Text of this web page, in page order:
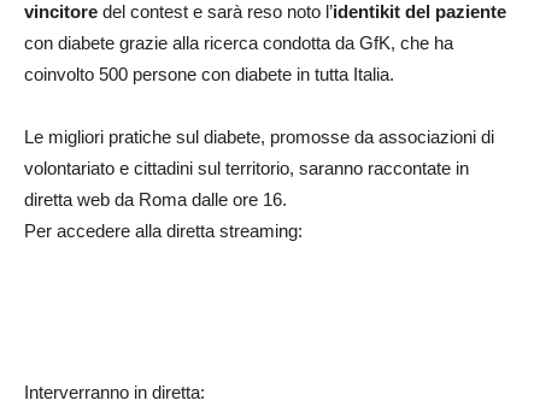
vincitore del contest e sarà reso noto l’identikit del paziente
con diabete grazie alla ricerca condotta da GfK, che ha
coinvolto 500 persone con diabete in tutta Italia.
Le migliori pratiche sul diabete, promosse da associazioni ​di
volontariato ​e cittadini sul territorio, saranno raccontate in
diretta web da Roma ​dalle ore 16. ​
Per accedere alla diretta streaming:
Interverranno ​in diretta: ​